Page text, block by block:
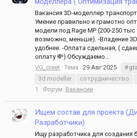
Вакансия 3D-моделлер
Умение правильно и грамотно
модели под Rage MP (200-250 тыс
возможно, меньше). -Владение
удобнее. -Оплата сдельная, (
оплату 💸) Обсуждаемо...
VG_creet Тема 29 Авг 2025
3d modeller
сотрудничество
1
Форум: Вакансии
Ищем состав для проекта
Разработчики)
Ищу разработчика для создания